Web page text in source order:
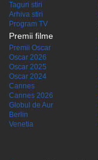
Taguri stiri
Arhiva stiri
Program TV
Premii filme
Premii Oscar
Oscar 2026
Oscar 2025
Oscar 2024
Cannes
Cannes 2026
Globul de Aur
Berlin
Venetia